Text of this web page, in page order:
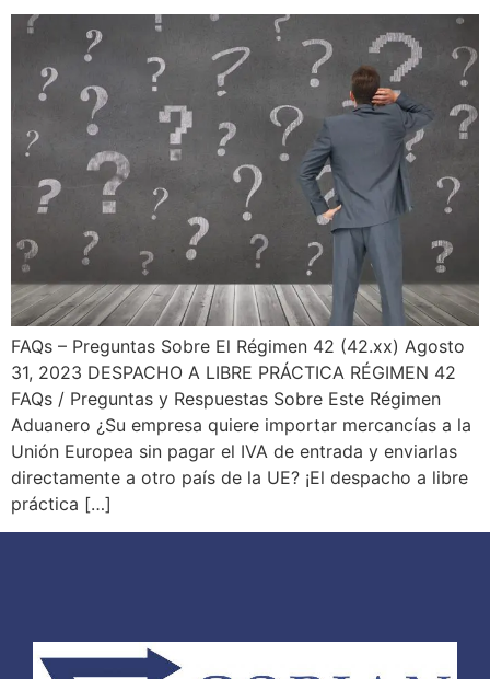
FAQs – Preguntas Sobre El Régimen 42 (42.xx) Agosto
31, 2023 DESPACHO A LIBRE PRÁCTICA RÉGIMEN 42
FAQs / Preguntas y Respuestas Sobre Este Régimen
Aduanero ¿Su empresa quiere importar mercancías a la
Unión Europea sin pagar el IVA de entrada y enviarlas
directamente a otro país de la UE? ¡El despacho a libre
práctica […]